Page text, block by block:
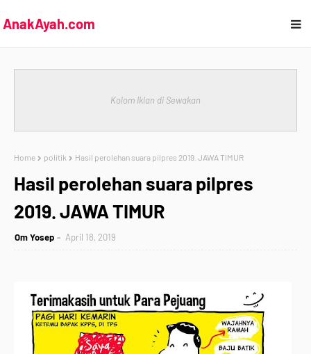
AnakAyah.com
Kolom Iklan di Sewakan
Home politik Hasil perolehan suara pilpres 2019. JAWA TIMUR
Hasil perolehan suara pilpres
2019. JAWA TIMUR
Om Yosep April 18, 2019